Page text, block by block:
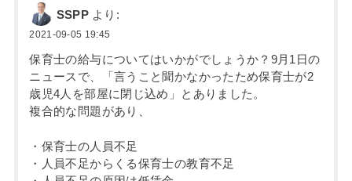
SSPP より:
2021-09-05 19:45
保育士の給与についてはいかがでしょうか？9月1日の
ニュースで、「言うこと聞かなかったため保育士が2
歳児4人を部屋に閉じ込め」とありました。
複合的な問題があり、
・保育士の人員不足
・人員不足からくる保育士の教育不足